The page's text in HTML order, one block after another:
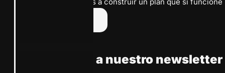
Suscribete a nuestro newsletter